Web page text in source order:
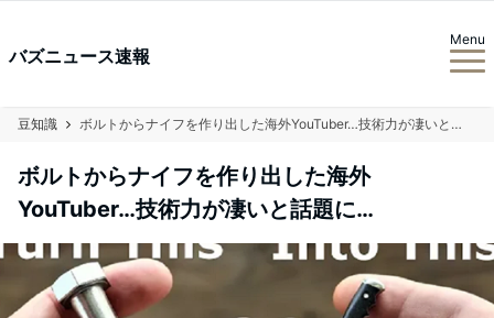
バズニュース速報
Menu
豆知識 ボルトからナイフを作り出した海外YouTuber…技術力が凄いと話題に…
ボルトからナイフを作り出した海外
YouTuber…技術力が凄いと話題に…